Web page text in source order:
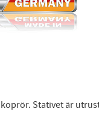
Stativet är